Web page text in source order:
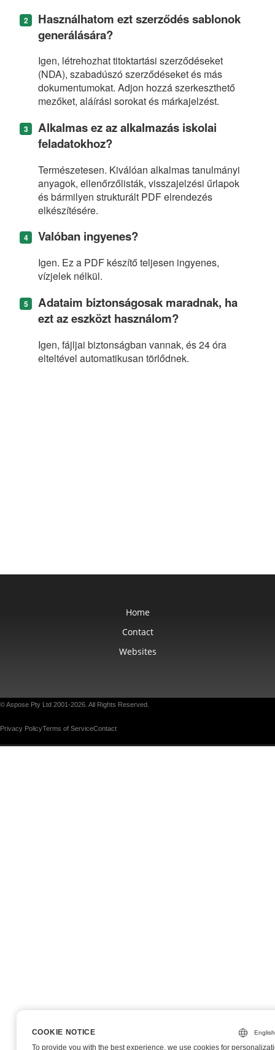
Használhatom ezt szerződés sablonok
generálására?
Igen, létrehozhat titoktartási szerződéseket
(NDA), szabadúszó szerződéseket és más
dokumentumokat. Adjon hozzá szerkeszthető
mezőket, aláírási sorokat és márkajelzést.
Alkalmas ez az alkalmazás iskolai
feladatokhoz?
Természetesen. Kiválóan alkalmas tanulmányi
anyagok, ellenőrzőlisták, visszajelzési űrlapok
és bármilyen strukturált PDF elrendezés
elkészítésére.
Valóban ingyenes?
Igen. Ez a PDF készítő teljesen ingyenes,
vízjelek nélkül.
Adataim biztonságosak maradnak, ha
ezt az eszközt használom?
Igen, fájljai biztonságban vannak, és 24 óra
elteltével automatikusan törlődnek.
Home
Contact
Websites
© Aspose Pty Ltd 2001-2026. All Rights Reserved.
Privacy PolicyTerms of ServiceContact
COOKIE NOTICE
To provide you with the best experience, we use cookies for
COOKIE NOTICE
To provide you with the best experience, we use cookies for